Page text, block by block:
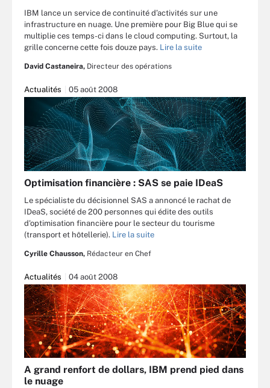
IBM lance un service de continuité d’activités sur une
infrastructure en nuage. Une première pour Big Blue qui se
multiplie ces temps-ci dans le cloud computing. Surtout, la
grille concerne cette fois douze pays. Lire la suite
David Castaneira, Directeur des opérations
Actualités 05 août 2008
Optimisation financière : SAS se paie IDeaS
Le spécialiste du décisionnel SAS a annoncé le rachat de
IDeaS, société de 200 personnes qui édite des outils
d'optimisation financière pour le secteur du tourisme
(transport et hôtellerie). Lire la suite
Cyrille Chausson, Rédacteur en Chef
Actualités 04 août 2008
A grand renfort de dollars, IBM prend pied dans
le nuage